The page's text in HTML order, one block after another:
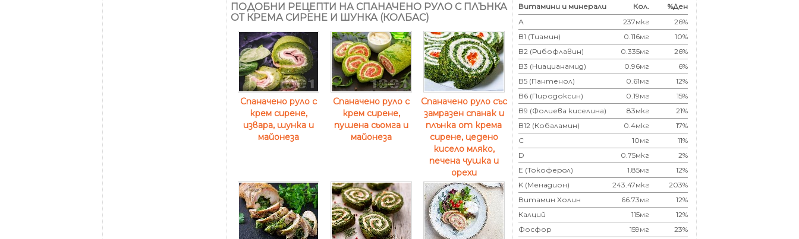
ПОДОБНИ РЕЦЕПТИ НА СПАНАЧЕНО РУЛО С ПЛЪНКА
ОТ КРЕМА СИРЕНЕ И ШУНКА (КОЛБАС)
Спаначено руло с
крем сирене,
извара, шунка и
майонеза
Спаначено руло с
крем сирене,
пушена сьомга и
майонеза
Спаначено руло със
замразен спанак и
плънка от крема
сирене, цедено
кисело мляко,
печена чушка и
орехи
Витамини и минерали
Кол.
%Ден
А
237мкг
26%
B1 (Тиамин)
0.116мг
10%
B2 (Рибофлавин)
0.335мг
26%
B3 (Ниацианамид)
0.96мг
6%
B5 (Пантенол)
0.61мг
12%
B6 (Пиродоксин)
0.19мг
15%
B9 (Фолиева киселина)
83мкг
21%
B12 (Кобаламин)
0.4мкг
17%
C
10мг
11%
D
0.75мкг
2%
E (Токоферoл)
1.85мг
12%
K (Менадион)
243.47мкг
203%
Витамин Холин
66.73мг
12%
Калций
115мг
12%
Фосфор
159мг
23%